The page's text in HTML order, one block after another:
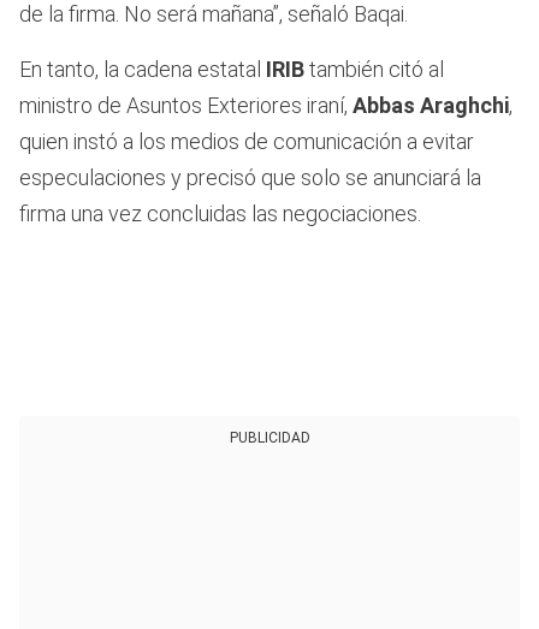
de la firma. No será mañana”, señaló Baqai.
En tanto, la cadena estatal IRIBtambién citó al
ministro de Asuntos Exteriores iraní, Abbas Araghchi,
quien instó a los medios de comunicación a evitar
especulaciones y precisó que solo se anunciará la
firma una vez concluidas las negociaciones.
PUBLICIDAD